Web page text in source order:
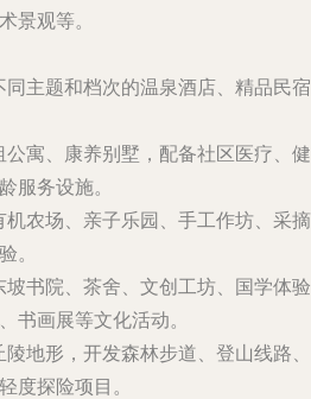
景观等。
同主题和档次的温泉酒店、精品民宿
公寓、康养别墅，配备社区医疗、健
服务设施。
机农场、亲子乐园、手工作坊、采摘
。
坡书院、茶舍、文创工坊、国学体验
书画展等文化活动。
陵地形，开发森林步道、登山线路、
度探险项目。